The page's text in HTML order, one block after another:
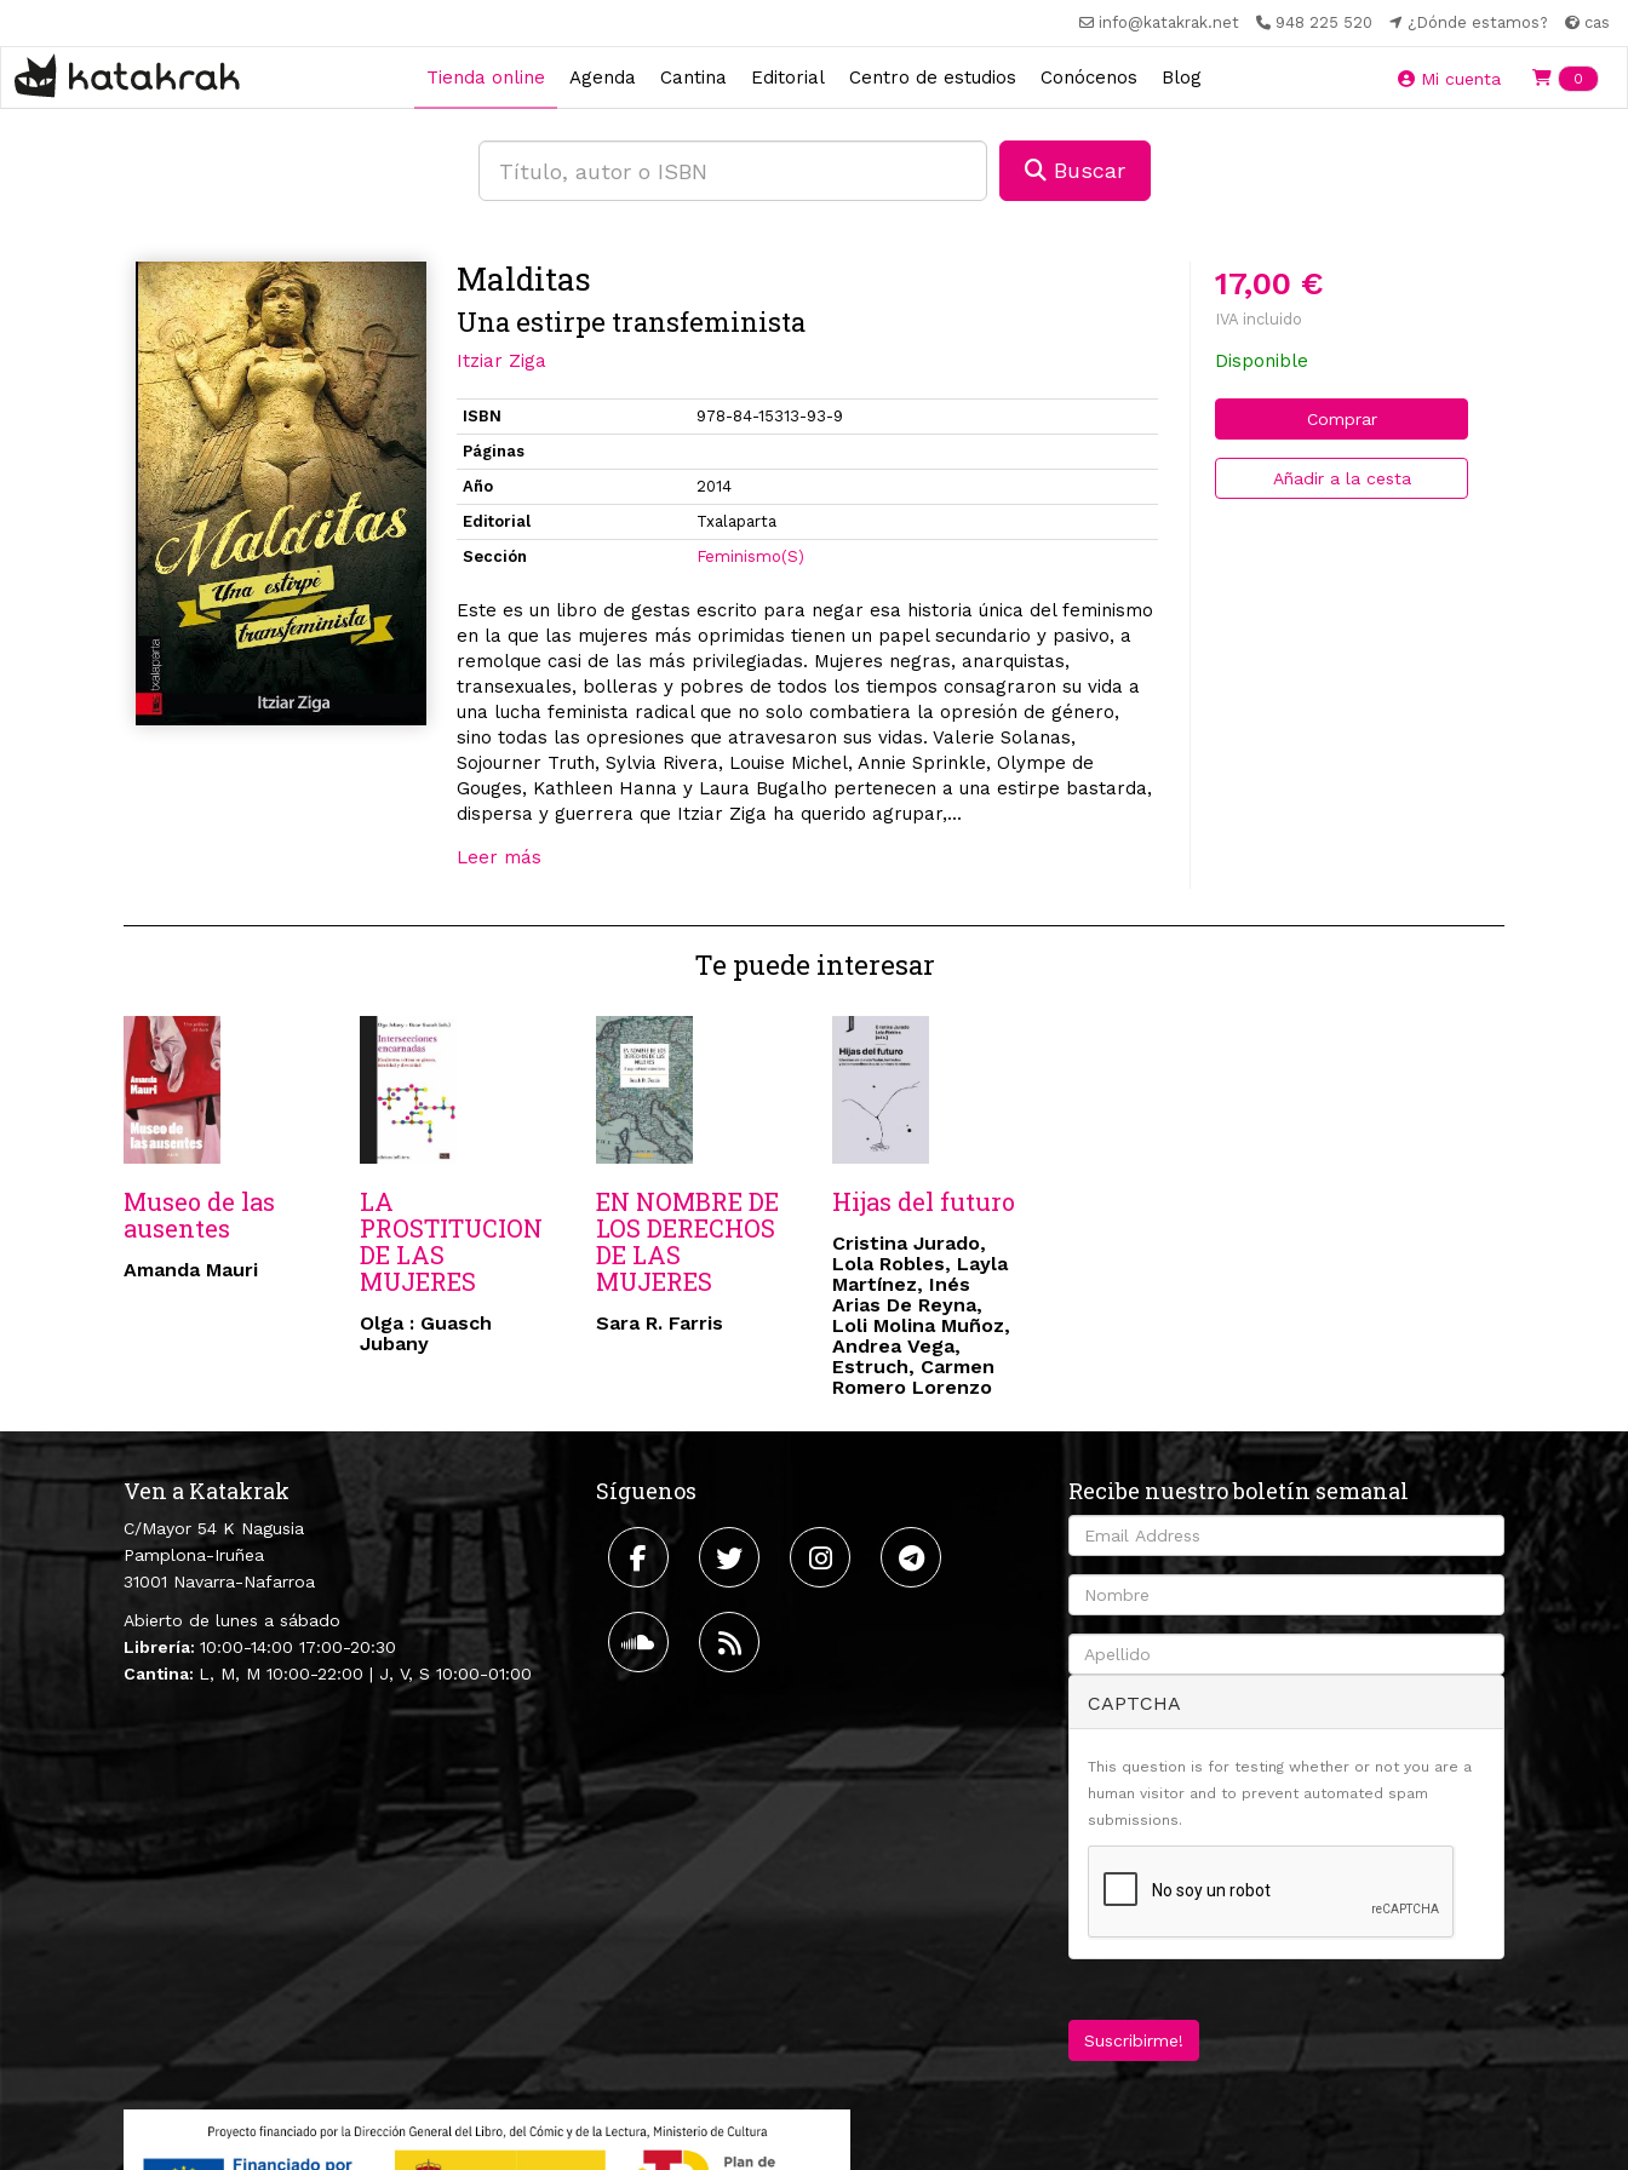
contenido
principal
info@katakrak.net 948 225 520 ¿Dónde estamos? cas
Tienda online Agenda Cantina Editorial Centro de estudios Conócenos Blog Mi cuenta 0
Buscar
17,00 €
IVA incluido
Disponible
Comprar
Añadir a la cesta
Malditas
Una estirpe transfeminista
Itziar Ziga
ISBN
978-84-15313-93-9
Páginas
Año
2014
Editorial
Txalaparta
Sección
Feminismo(S)
Este es un libro de gestas escrito para negar esa historia única del feminismo
en la que las mujeres más oprimidas tienen un papel secundario y pasivo, a
remolque casi de las más privilegiadas. Mujeres negras, anarquistas,
transexuales, bolleras y pobres de todos los tiempos consagraron su vida a
una lucha feminista radical que no solo combatiera la opresión de género,
sino todas las opresiones que atravesaron sus vidas. Valerie Solanas,
Sojourner Truth, Sylvia Rivera, Louise Michel, Annie Sprinkle, Olympe de
Gouges, Kathleen Hanna y Laura Bugalho pertenecen a una estirpe bastarda,
dispersa y guerrera que Itziar Ziga ha querido agrupar,...
Leer más
Te puede interesar
Museo de las
ausentes
Amanda Mauri
LA
PROSTITUCION
DE LAS
MUJERES
Olga : Guasch
Jubany
EN NOMBRE DE
LOS DERECHOS
DE LAS
MUJERES
Sara R. Farris
Hijas del futuro
Cristina Jurado,
Lola Robles, Layla
Martínez, Inés
Arias De Reyna,
Loli Molina Muñoz,
Andrea Vega,
Estruch, Carmen
Romero Lorenzo
Ven a Katakrak
C/Mayor 54 K Nagusia
Pamplona-Iruñea
31001 Navarra-Nafarroa
Abierto de lunes a sábado
Librería: 10:00-14:00 17:00-20:30
Cantina: L, M, M 10:00-22:00 | J, V, S 10:00-01:00
Síguenos Recibe nuestro boletín semanal
CAPTCHA
This question is for testing whether or not you are a
human visitor and to prevent automated spam
submissions.
Suscribirme!